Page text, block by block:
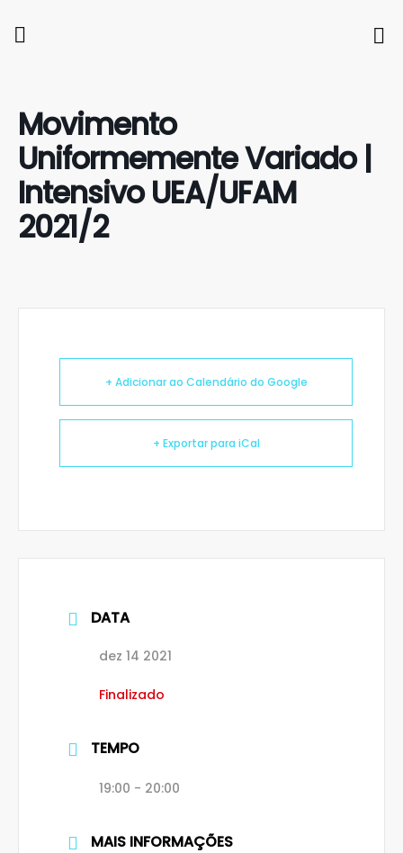
Movimento
Uniformemente Variado |
Intensivo UEA/UFAM
2021/2
+ Adicionar ao Calendário do Google
+ Exportar para iCal
DATA
dez 14 2021
Finalizado
TEMPO
19:00 - 20:00
MAIS INFORMAÇÕES